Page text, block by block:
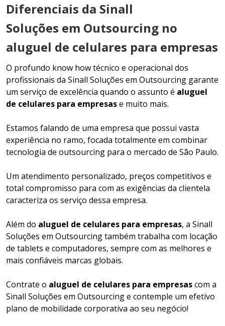
Diferenciais da Sinall
Soluções em Outsourcing no
aluguel de celulares para empresas
O profundo know how técnico e operacional dos
profissionais da Sinall Soluções em Outsourcing garante
um serviço de excelência quando o assunto é aluguel
de celulares para empresase muito mais.
Estamos falando de uma empresa que possui vasta
experiência no ramo, focada totalmente em combinar
tecnologia de outsourcing para o mercado de São Paulo.
Um atendimento personalizado, preços competitivos e
total compromisso para com as exigências da clientela
caracteriza os serviço dessa empresa.
Além do aluguel de celulares para empresas, a Sinall
Soluções em Outsourcing também trabalha com locação
de tablets e computadores, sempre com as melhores e
mais confiáveis marcas globais.
Contrate o aluguel de celulares para empresascom a
Sinall Soluções em Outsourcing e contemple um efetivo
plano de mobilidade corporativa ao seu negócio!